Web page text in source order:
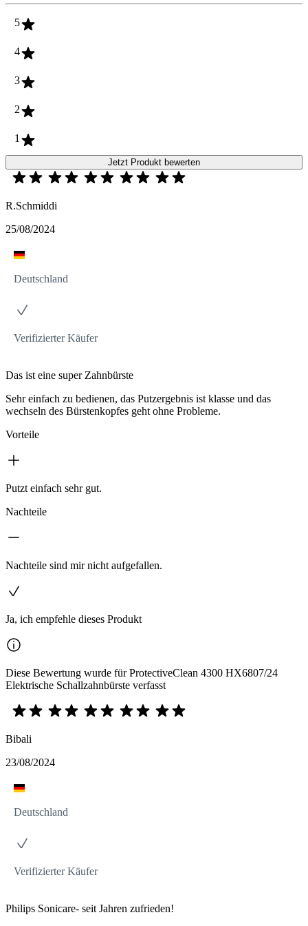
5
4
3
2
1
Jetzt Produkt bewerten
R.Schmiddi
25/08/2024
Deutschland
Verifizierter Käufer
Das ist eine super Zahnbürste
Sehr einfach zu bedienen, das Putzergebnis ist klasse und das
wechseln des Bürstenkopfes geht ohne Probleme.
Vorteile
Putzt einfach sehr gut.
Nachteile
Nachteile sind mir nicht aufgefallen.
Ja, ich empfehle dieses Produkt
Diese Bewertung wurde für ProtectiveClean 4300 HX6807/24
Elektrische Schallzahnbürste verfasst
Bibali
23/08/2024
Deutschland
Verifizierter Käufer
Philips Sonicare- seit Jahren zufrieden!